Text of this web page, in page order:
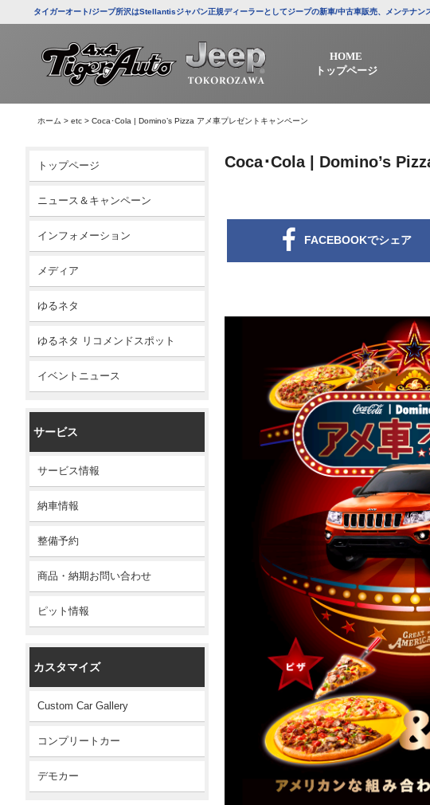
タイガーオート/ジープ所沢はStellantisジャパン正規ディーラーとしてジープの新車/中古車販売、メンテナン
HOME
トップページ
ホーム > etc > Coca･Cola | Domino’s Pizza アメ車プレゼントキャンペーン
トップページ
ニュース＆キャンペーン
インフォメーション
メディア
ゆるネタ
ゆるネタ リコメンドスポット
イベントニュース
サービス
サービス情報
納車情報
整備予約
商品・納期お問い合わせ
ピット情報
カスタマイズ
Custom Car Gallery
コンプリートカー
デモカー
Coca･Cola | Domino’s
FACEBOOKでシェア